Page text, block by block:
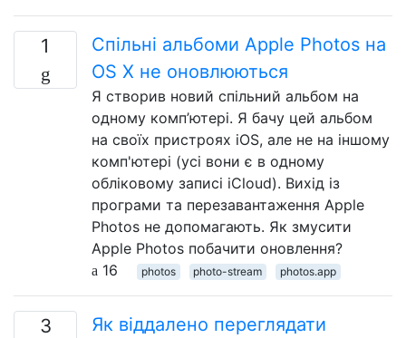
1
Спільні альбоми Apple Photos на
OS X не оновлюються
Я створив новий спільний альбом на
одному комп’ютері. Я бачу цей альбом
на своїх пристроях iOS, але не на іншому
комп'ютері (усі вони є в одному
обліковому записі iCloud). Вихід із
програми та перезавантаження Apple
Photos не допомагають. Як змусити
Apple Photos побачити оновлення?
16
photos photo-stream photos.app
3
Як віддалено переглядати